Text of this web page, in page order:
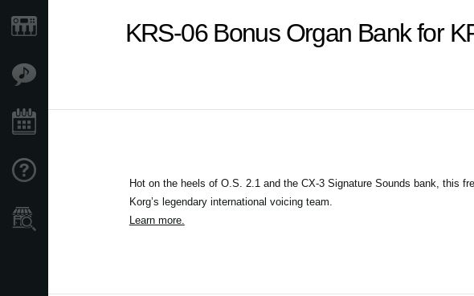
KRS-06 Bonus Organ Bank for
Hot on the heels of O.S. 2.1 and the CX-3 Signature Sounds bank, this
Korg’s legendary international voicing team.
Learn more.